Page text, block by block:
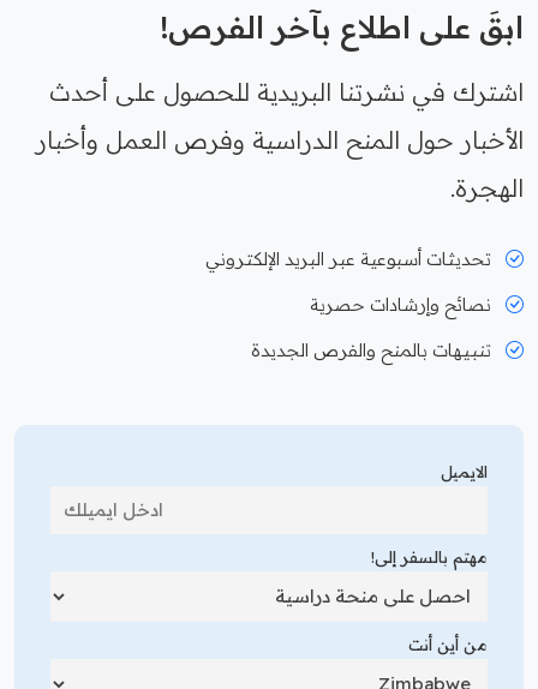
ابقَ على اطلاع بآخر الفرص!
اشترك في نشرتنا البريدية للحصول على أحدث
الأخبار حول المنح الدراسية وفرص العمل وأخبار
الهجرة.
تحديثات أسبوعية عبر البريد الإلكتروني
نصائح وإرشادات حصرية
تنبيهات بالمنح والفرص الجديدة
الايميل
مهتم بالسفر إلى!
من أين أنت